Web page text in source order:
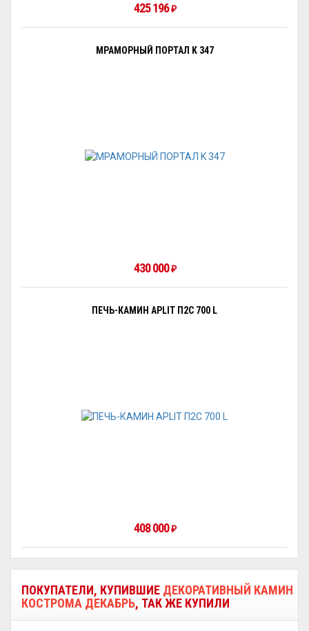
425 196₽
МРАМОРНЫЙ ПОРТАЛ K 347
430 000₽
ПЕЧЬ-КАМИН APLIT П2С 700 L
408 000₽
ПОКУПАТЕЛИ, КУПИВШИЕ ДЕКОРАТИВНЫЙ КАМИН
КОСТРОМА ДЕКАБРЬ, ТАК ЖЕ КУПИЛИ